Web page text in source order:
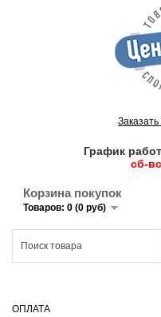
График
сб-
Корзина покупок
Товаров: 0 (0 руб)
ОПЛАТА